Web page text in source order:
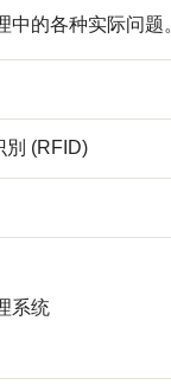
中的各种实际问题
別 (RFID)
系统